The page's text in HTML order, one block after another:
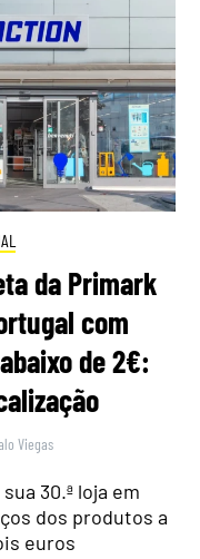
da Primark
com
de 2€:
Viegas
30.ª loja em
dos produtos a
euros